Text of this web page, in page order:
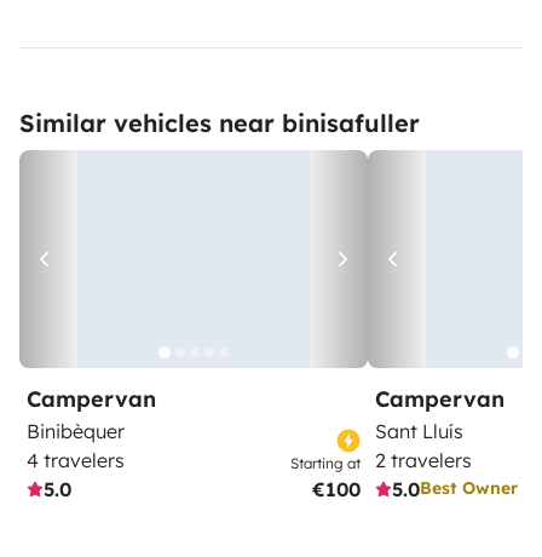
Similar vehicles near binisafuller
Campervan
Binibèquer
4 travelers
5.0
Starting at
€100
Campervan
Sant Lluís
2 travelers
5.0Best Owner